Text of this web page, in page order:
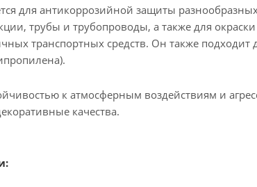
для антикоррозийной защиты
трубы и трубопроводы, а также для
транспортных средств. Он также
к атмосферным воздействиям и
качества.